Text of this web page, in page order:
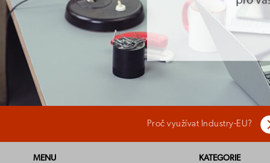
Proč využívat Industry-EU?
MENU
KATEGORIE